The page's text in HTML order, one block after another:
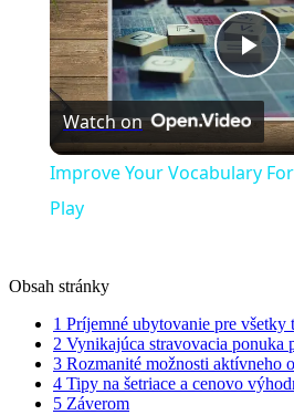
Watch on
Improve Your Vocabulary
Play
Obsah stránky
1 Príjemné ubytovanie pre
2 Vynikajúca stravovacia ponuka
3 Rozmanité možnosti aktívneho
4 Tipy na šetriace a cenovo
5 Záverom